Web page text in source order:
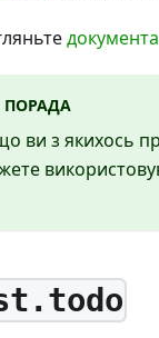
ПОРАДА
ви з якихось